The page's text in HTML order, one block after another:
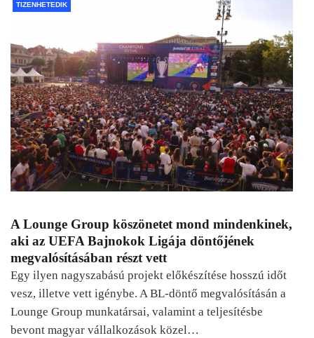
TIZENHETEDIK
A Lounge Group köszönetet mond mindenkinek,
aki az UEFA Bajnokok Ligája döntőjének
megvalósításában részt vett
Egy ilyen nagyszabású projekt előkészítése hosszú időt
vesz, illetve vett igénybe. A BL-döntő megvalósításán a
Lounge Group munkatársai, valamint a teljesítésbe
bevont magyar vállalkozások közel…